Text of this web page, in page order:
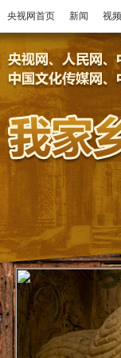
央视网首页 新闻 视频